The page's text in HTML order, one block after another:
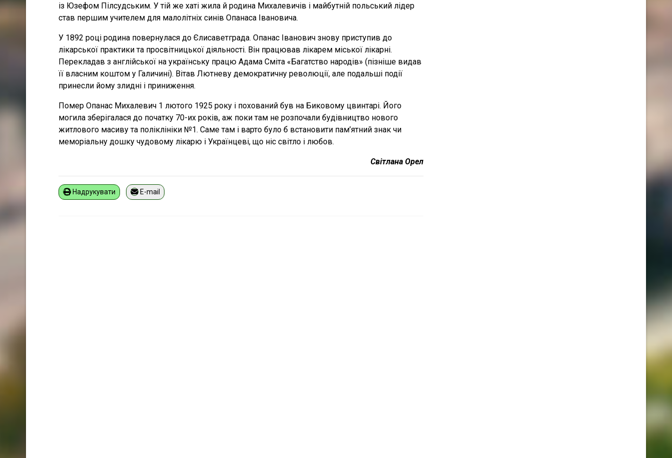
із Юзефом Пілсудським. У тій же хаті жила й родина Михалевичів і майбутній польський лідер
став першим учителем для малолітніх синів Опанаса Івановича.
У 1892 році родина повернулася до Єлисаветграда. Опанас Іванович знову приступив до
лікарської практики та просвітницької діяльності. Він працював лікарем міської лікарні.
Перекладав з англійської на українську працю Адама Сміта «Багатство народів» (пізніше видав
її власним коштом у Галичині). Вітав Лютневу демократичну революції, але подальші події
принесли йому злидні і приниження.
Помер Опанас Михалевич 1 лютого 1925 року і похований був на Биковому цвинтарі. Його
могила зберігалася до початку 70-их років, аж поки там не розпочали будівництво нового
житлового масиву та поліклініки №1. Саме там і варто було б встановити пам’ятний знак чи
меморіальну дошку чудовому лікарю і Українцеві, що ніс світло і любов.
Світлана Орел
Надрукувати E-mail